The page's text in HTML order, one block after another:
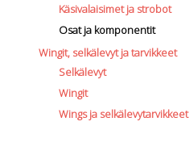
Käsivalaisimet ja strobot
Osat ja komponentit
Wingit, selkälevyt ja tarvikkeet
Selkälevyt
Wingit
Wings ja selkälevytarvikkeet